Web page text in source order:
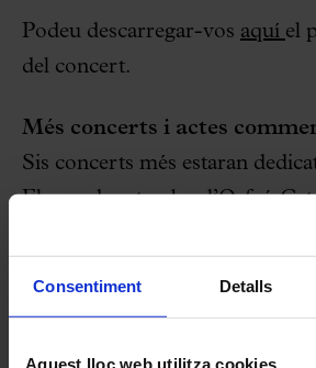
Consentiment Detalls
Aquest lloc web utilitza cookies
Podeu descarregar-vos aquí el
del concert.
Més concerts i actes
Sis concerts més estaran
El mes de setembre l’Orfeó
es posaran a les ordres de